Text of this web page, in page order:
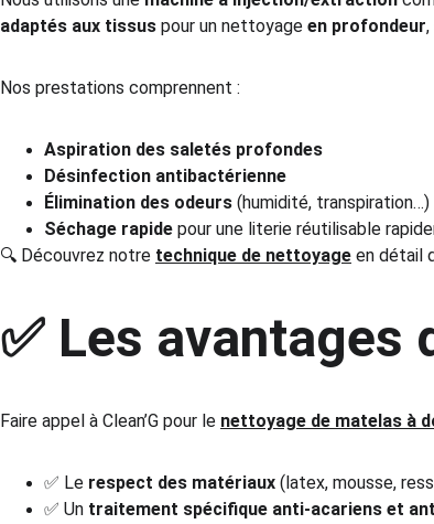
adaptés aux tissus pour un nettoyage en profondeur
Nos prestations comprennent :
Aspiration des saletés profondes
Désinfection antibactérienne
Élimination des odeurs (humidité, transpiration…)
Séchage rapide pour une literie réutilisable
🔍 Découvrez notre technique de nettoyage en détail
✅ Les avantages
Faire appel à Clean’G pour le nettoyage de matelas à
✅ Le respect des matériaux (latex, mousse,
✅ Un traitement spécifique anti-acariens et